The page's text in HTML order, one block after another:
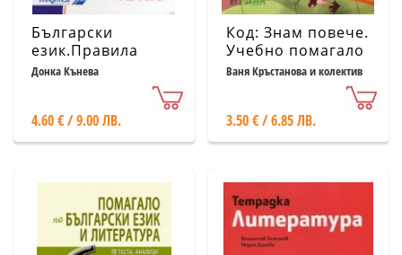
Български
език.Правила
задачи
тестове.Помагало
шестокласници:Програма
2017/2018
Донка Кънева
4.60 € / 9.00 ЛВ.
Код: Знам повече.
Учебно помагало
по български
език и литература
Ваня Кръстанова и колектив
3.50 € / 6.85 ЛВ.